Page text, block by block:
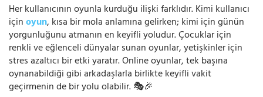
Her kullanıcının oyunla kurduğu ilişki farklıdır. Kimi kullanıcı
içinoyun, kısa bir mola anlamına gelirken; kimi için günün
yorgunluğunu atmanın en keyifli yoludur. Çocuklar için
renkli ve eğlenceli dünyalar sunan oyunlar, yetişkinler için
stres azaltıcı bir etki yaratır. Online oyunlar, tek başına
oynanabildiği gibi arkadaşlarla birlikte keyifli vakit
geçirmenin de bir yolu olabilir. 🎭🎉